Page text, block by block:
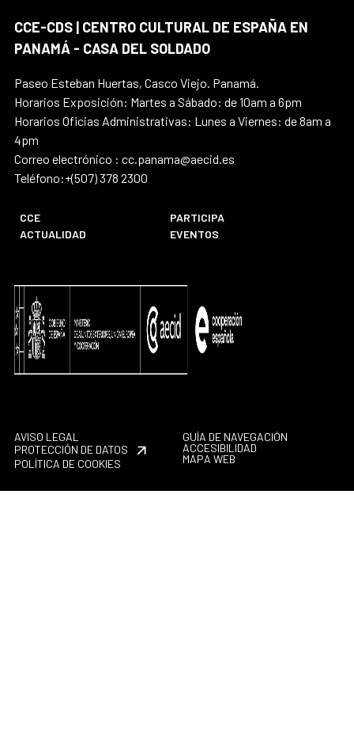
CCE-CDS | CENTRO CULTURAL DE ESPAÑA EN
PANAMÁ - CASA DEL SOLDADO
Paseo Esteban Huertas, Casco Viejo. Panamá.
Horarios Exposición: Martes a Sábado: de 10am a 6pm
Horarios Oficias Administrativas: Lunes a Viernes: de 8am a
4pm
Correo electrónico : cc.panama@aecid.es
Teléfono:+(507) 378 2300
CCE
PARTICIPA
ACTUALIDAD
EVENTOS
AVISO LEGAL
PROTECCIÓN DE DATOS
POLÍTICA DE COOKIES
GUÍA DE NAVEGACIÓN
ACCESIBILIDAD
MAPA WEB